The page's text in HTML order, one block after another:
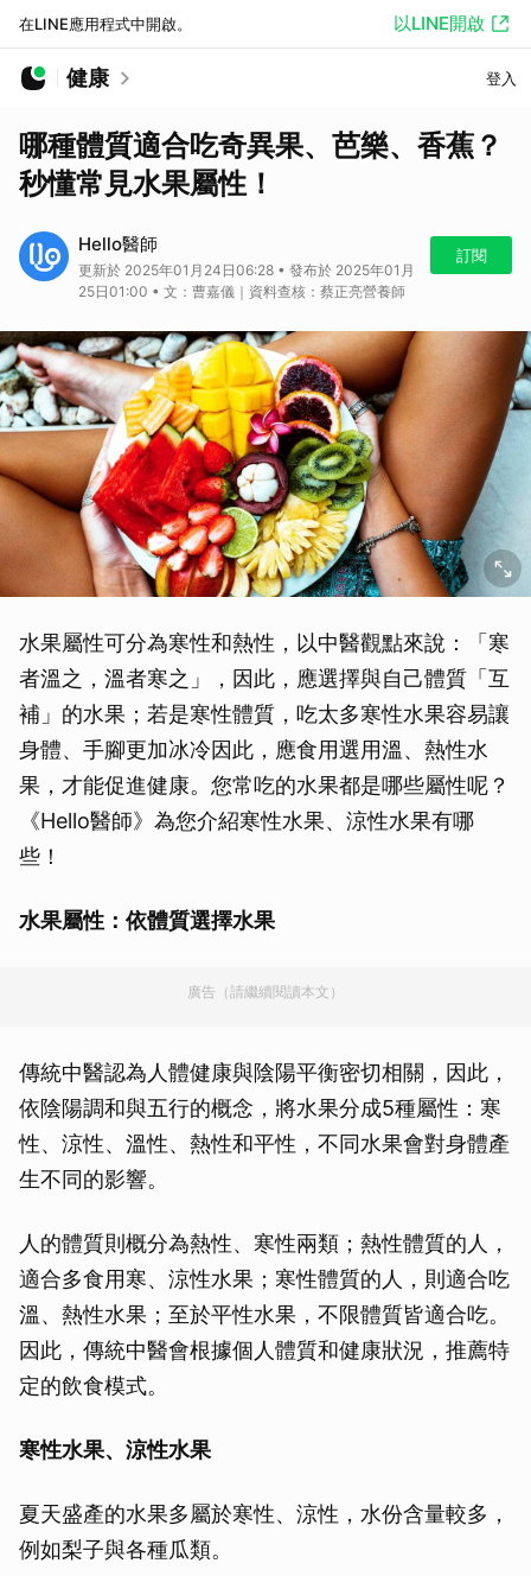
在LINE應用程式中開啟。 以LINE開啟
健康 登入
哪種體質適合吃奇異果、芭樂、香蕉？
秒懂常見水果屬性！
Hello醫師
更新於 2025年01月24日06:28 • 發布於 2025年01月
25日01:00 • 文：曹嘉儀｜資料查核：蔡正亮營養師
訂閱
水果屬性可分為寒性和熱性，以中醫觀點來說：「寒
者溫之，溫者寒之」，因此，應選擇與自己體質「互
補」的水果；若是寒性體質，吃太多寒性水果容易讓
身體、手腳更加冰冷因此，應食用選用溫、熱性水
果，才能促進健康。您常吃的水果都是哪些屬性呢？
《Hello醫師》為您介紹寒性水果、涼性水果有哪
些！
水果屬性：依體質選擇水果
廣告（請繼續閱讀本文）
傳統中醫認為人體健康與陰陽平衡密切相關，因此，
依陰陽調和與五行的概念，將水果分成5種屬性：寒
性、涼性、溫性、熱性和平性，不同水果會對身體產
生不同的影響。
人的體質則概分為熱性、寒性兩類；熱性體質的人，
適合多食用寒、涼性水果；寒性體質的人，則適合吃
溫、熱性水果；至於平性水果，不限體質皆適合吃。
因此，傳統中醫會根據個人體質和健康狀況，推薦特
定的飲食模式。
寒性水果、涼性水果
夏天盛產的水果多屬於寒性、涼性，水份含量較多，
例如梨子與各種瓜類。